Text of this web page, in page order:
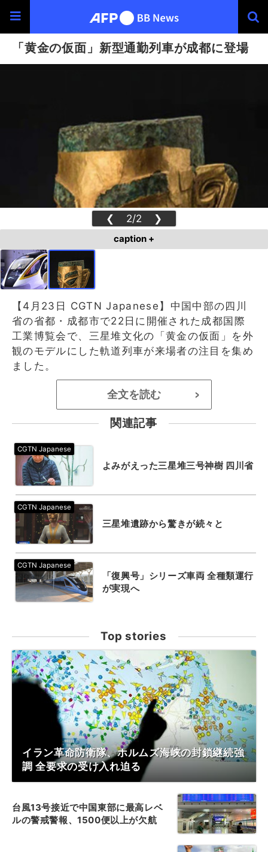
「黄金の仮面」新型通勤列車が成都に登場
❮ 2/2 ❯
caption +
【4月23日 CGTN Japanese】中国中部の四川
省の省都・成都市で22日に開催された成都国際
工業博覧会で、三星堆文化の「黄金の仮面」を外
観のモデルにした軌道列車が来場者の注目を集め
ました。
全文を読む >
関連記事
よみがえった三星堆三号神樹 四川省
三星堆遺跡から驚きが続々と
「復興号」シリーズ車両 全種類運行
が実現へ
Top stories
イラン革命防衛隊、ホルムズ海峡の封鎖継続強
調 全要求の受け入れ迫る
台風13号接近で中国東部に最高レベ
ルの警戒警報、1500便以上が欠航